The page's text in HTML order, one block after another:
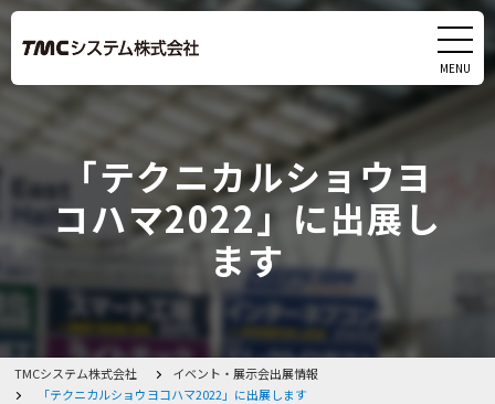
MENU
「テクニカルショウヨ
コハマ2022」に出展し
ます
CLOSE
製品
サービス
研究・開発
会社情報
TMCシステム株式会社
イベント・展示会出展情報
「テクニカルショウヨコハマ2022」に出展します